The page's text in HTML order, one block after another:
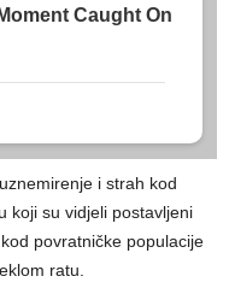
i strah kod
koji su vidjeli postavljeni
povratničke populacije
ratu.